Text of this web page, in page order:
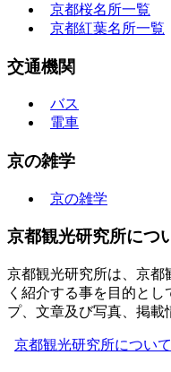
京都桜名所一覧
京都紅葉名所一覧
交通機関
バス
電車
京の雑学
京の雑学
京都観光研究所につ
京都観光研究所は、京都
く紹介する事を目的と
プ、文章及び写真、掲載
京都観光研究所について